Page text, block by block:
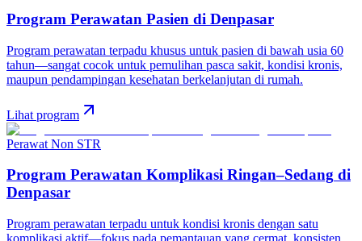
Program Perawatan Pasien di Denpasar
Program perawatan terpadu khusus untuk pasien di bawah usia 60
tahun—sangat cocok untuk pemulihan pasca sakit, kondisi kronis,
maupun pendampingan kesehatan berkelanjutan di rumah.
Lihat program
Perawat Non STR
Program Perawatan Komplikasi Ringan–Sedang di
Denpasar
Program perawatan terpadu untuk kondisi kronis dengan satu
komplikasi aktif—fokus pada pemantauan yang cermat, konsisten,